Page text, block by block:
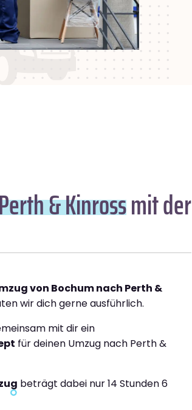
& Kinrossmit der
von Bochum nach Perth &
wir dich gerne ausführlich.
mit dir ein
für deinen Umzug nach Perth &
beträgt dabei nur 14 Stunden 6